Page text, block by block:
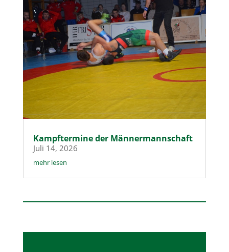
Kampftermine der Männermannschaft
Juli 14, 2026
mehr lesen